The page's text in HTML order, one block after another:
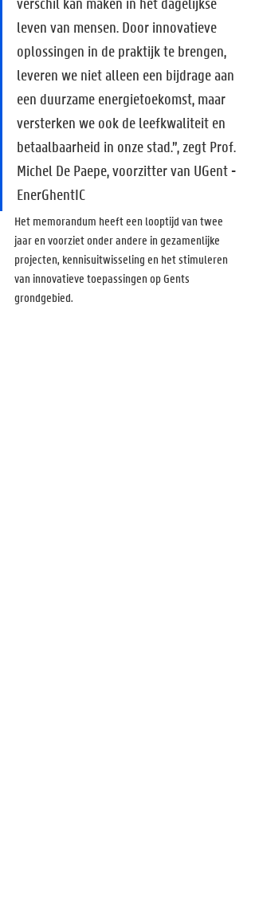
leven van mensen. Door innovatieve
oplossingen in de praktijk te brengen,
leveren we niet alleen een bijdrage aan
een duurzame energietoekomst, maar
versterken we ook de leefkwaliteit en
betaalbaarheid in onze stad.”, zegt Prof.
Michel De Paepe, voorzitter van UGent -
EnerGhentIC
Het memorandum heeft een looptijd van twee
jaar en voorziet onder andere in gezamenlijke
projecten, kennisuitwisseling en het stimuleren
van innovatieve toepassingen op Gents
grondgebied.